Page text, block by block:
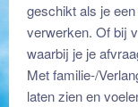
geschikt als je
verwerken. Of bij
waarbij je je
Met familie-/
laten zien en